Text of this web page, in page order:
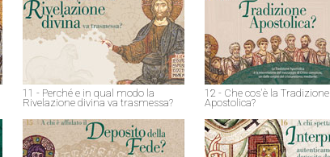
11 - Perché e in qual modo la
Rivelazione divina va trasmessa?
12 - Che cos'è la Tradizione
Apostolica?